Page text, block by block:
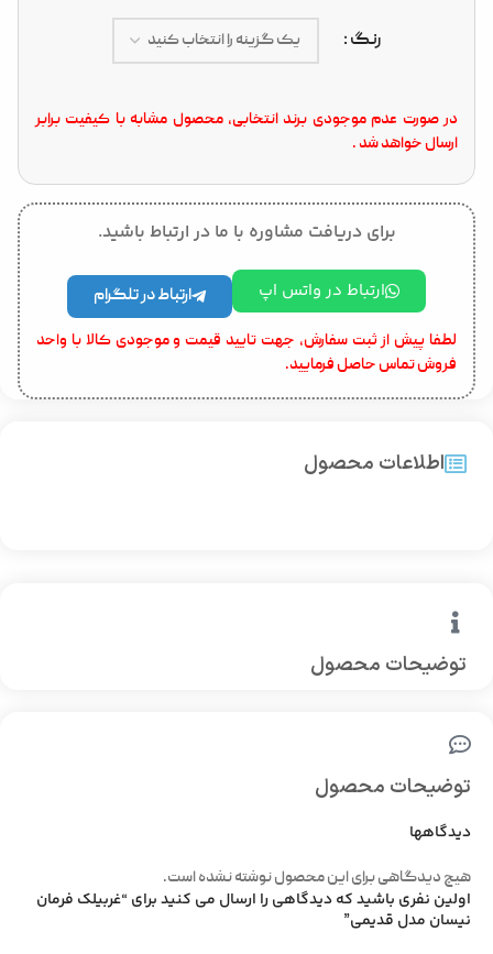
رنگ
در صورت عدم موجودی برند انتخابی، محصول مشابه با کیفیت برابر
ارسال خواهد شد .
برای دریافت مشاوره با ما در ارتباط باشید.
ارتباط در واتس اپ ارتباط در تلگرام
لطفا پیش از ثبت سفارش، جهت تایید قیمت و موجودی کالا با واحد
فروش تماس حاصل فرمایید.
توضیحات محصول
اطلاعات محصول
توضیحات محصول
دیدگاهها
هیچ دیدگاهی برای این محصول نوشته نشده است.
اولین نفری باشید که دیدگاهی را ارسال می کنید برای “غربیلک فرمان
نیسان مدل قدیمی”